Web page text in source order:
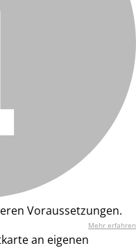
Voraussetzungen.
Mehr erfahren
an eigenen